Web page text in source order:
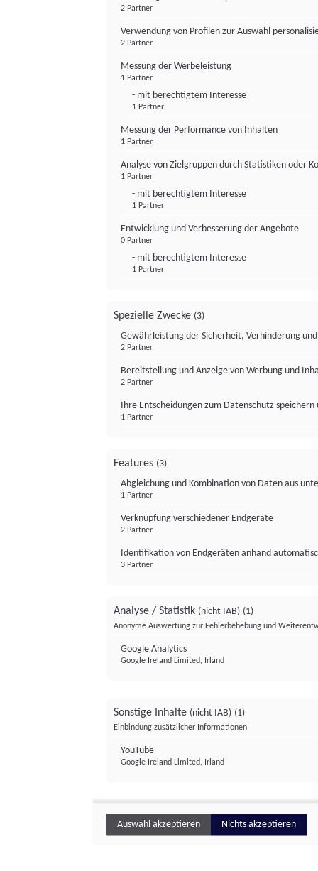
2 Partner
Verwendung von Profilen zur Auswahl
2 Partner
Messung der Werbeleistung
1 Partner
- mit berechtigtem Interesse
1 Partner
Messung der Performance von Inhalten
1 Partner
Analyse von Zielgruppen durch Statistiken oder
1 Partner
- mit berechtigtem Interesse
1 Partner
Entwicklung und Verbesserung der Angebote
0 Partner
- mit berechtigtem Interesse
1 Partner
Spezielle Zwecke (3)
Gewährleistung der Sicherheit, Verhinderung
2 Partner
Bereitstellung und Anzeige von Werbung und
2 Partner
Ihre Entscheidungen zum Datenschutz
1 Partner
Features (3)
Abgleichung und Kombination von Daten aus
1 Partner
Verknüpfung verschiedener Endgeräte
2 Partner
Identifikation von Endgeräten anhand
3 Partner
Analyse / Statistik (nicht IAB) (1)
Anonyme Auswertung zur Fehlerbehebung und
Google Analytics
Google Ireland Limited, Irland
Sonstige Inhalte (nicht IAB) (1)
Einbindung zusätzlicher Informationen
YouTube
Google Ireland Limited, Irland
Auswahl akzeptieren Nichts akzeptieren